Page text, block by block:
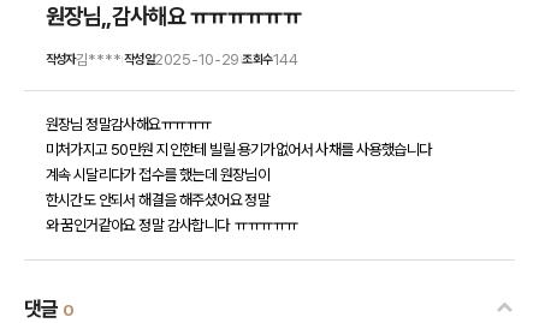
원장님,,감사해요 ㅠㅠㅠㅠㅠㅠ
작성자김**** 작성일2025-10-29 |조회수144
원장님 정말감사해요ㅠㅠㅠㅠ
미처가지고 50만원 지인한테 빌릴 용기가없어서 사채를 사용했습니다
계속 시달리다가 접수를 했는데 원장님이
한시간도 안되서 해결을 해주셨어요 정말
와 꿈인거같아요 정말 감사합니다 ㅠㅠㅠㅠㅠ
댓글 0